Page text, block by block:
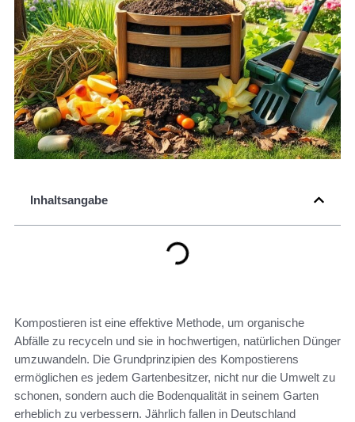
Inhaltsangabe
Kompostieren ist eine effektive Methode, um organische
Abfälle zu recyceln und sie in hochwertigen, natürlichen Dünger
umzuwandeln. Die Grundprinzipien des Kompostierens
ermöglichen es jedem Gartenbesitzer, nicht nur die Umwelt zu
schonen, sondern auch die Bodenqualität in seinem Garten
erheblich zu verbessern. Jährlich fallen in Deutschland